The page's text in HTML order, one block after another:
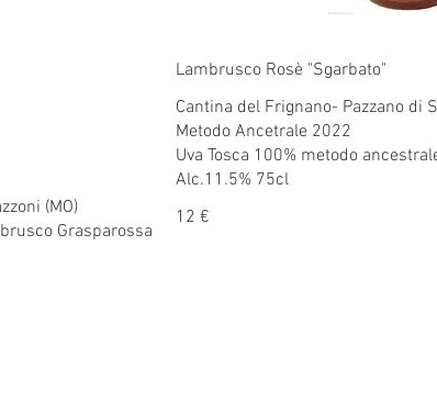
(MO)
Grasparossa
Lambrusco Rosè "Sgarbato"
Cantina del Frignano- Pazzano di
Metodo Ancetrale 2022
Uva Tosca 100% metodo
Alc.11.5% 75cl
12 €